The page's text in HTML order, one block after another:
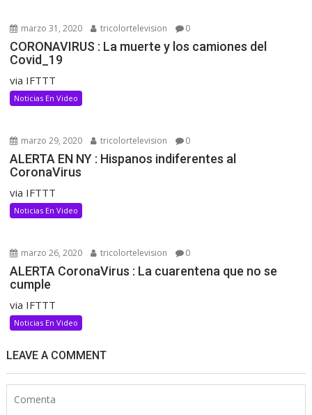
marzo 31, 2020 tricolortelevision 0
CORONAVIRUS : La muerte y los camiones del
Covid_19
via IFTTT
Noticias En Video
marzo 29, 2020 tricolortelevision 0
ALERTA EN NY : Hispanos indiferentes al
CoronaVirus
via IFTTT
Noticias En Video
marzo 26, 2020 tricolortelevision 0
ALERTA CoronaVirus : La cuarentena que no se
cumple
via IFTTT
Noticias En Video
LEAVE A COMMENT